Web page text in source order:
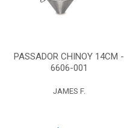
PASSADOR CHINOY 14CM -
6606-001
JAMES F.